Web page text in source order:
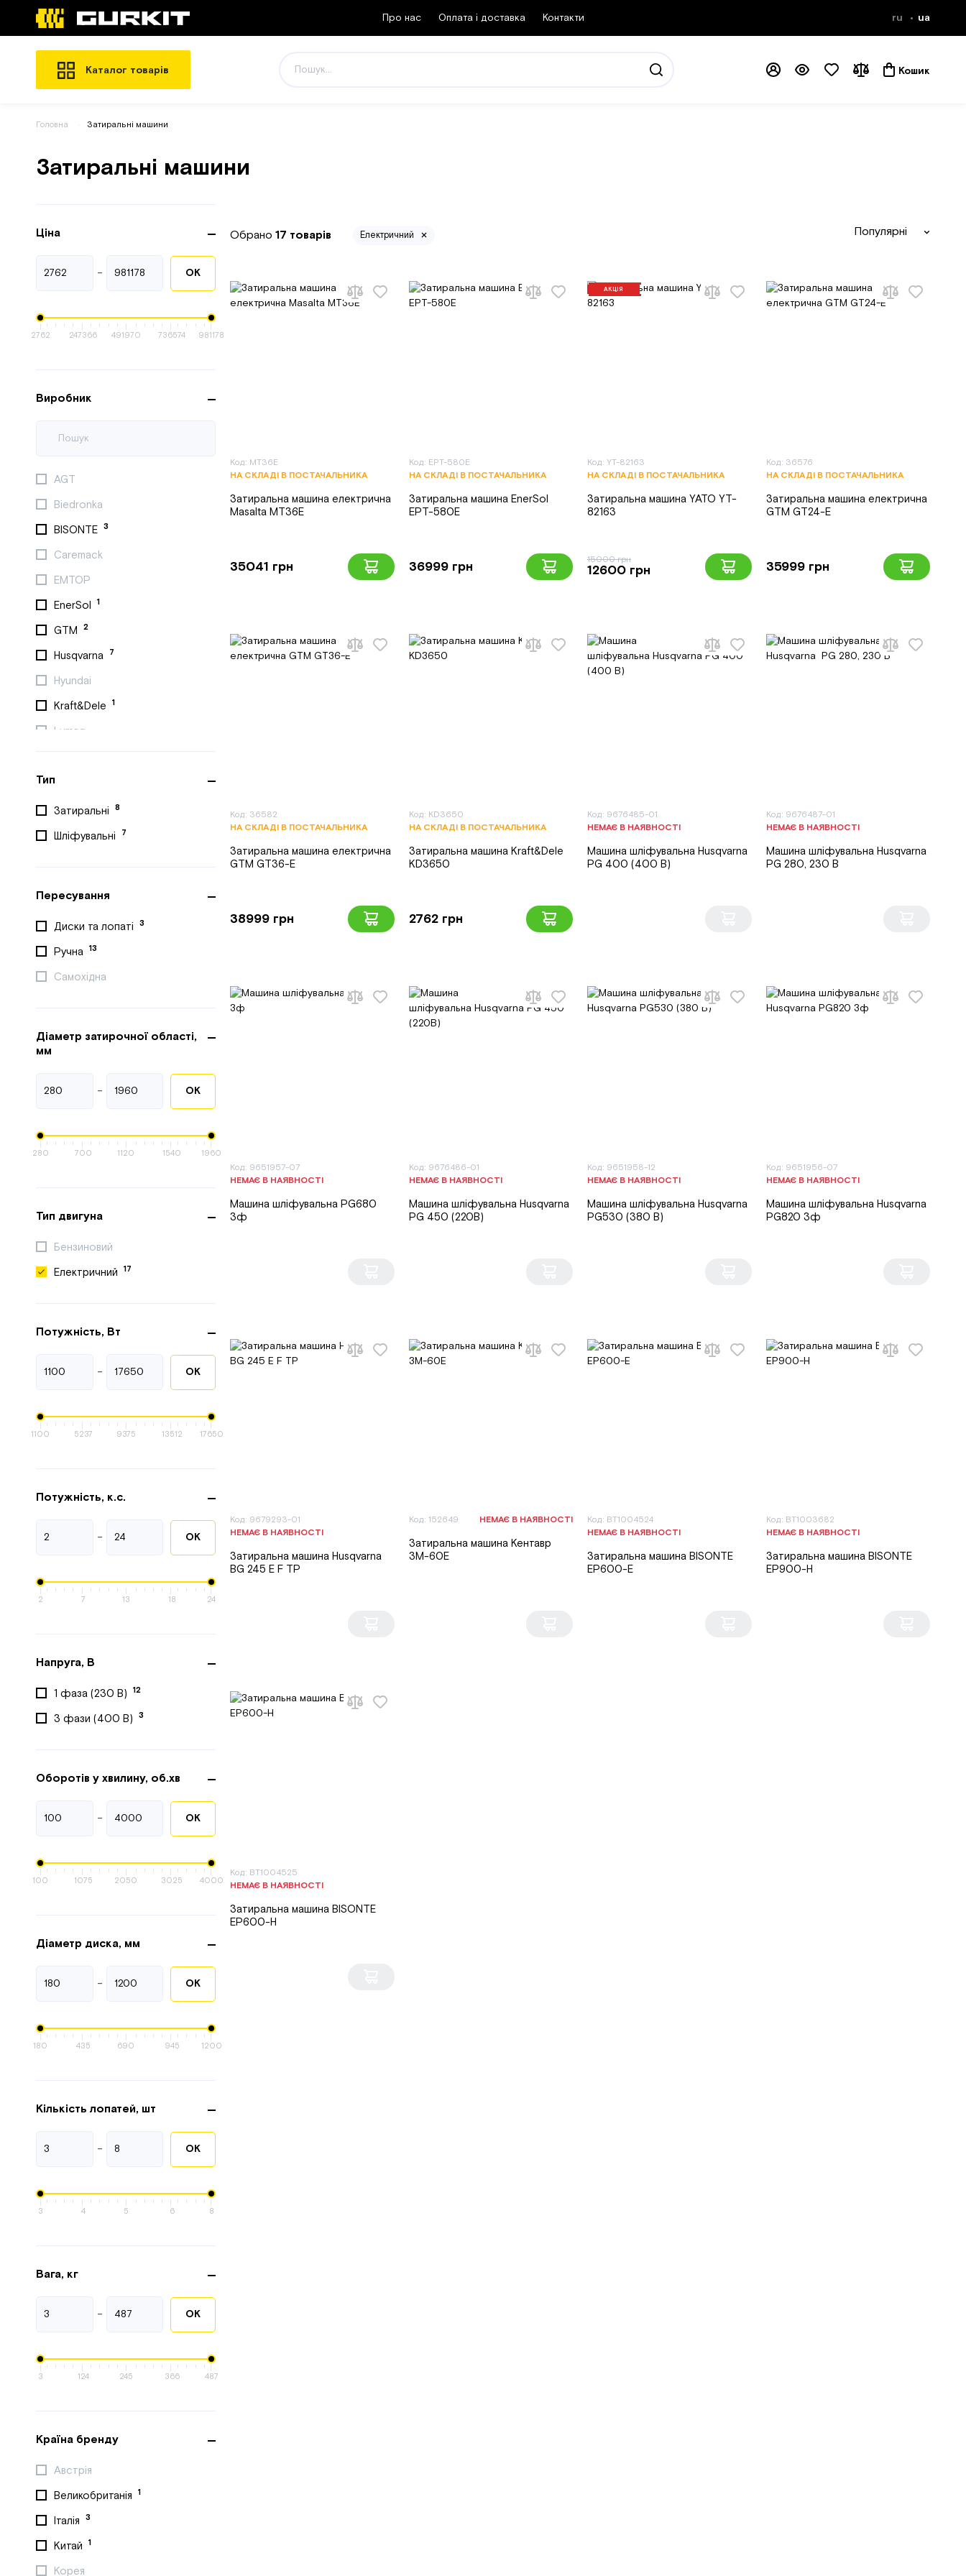
Про нас Оплата і доставка Контакти ru ua
Каталог товарів Кошик
Головна Затиральні машини
Затиральні машини
Ціна
- ОК
2762 247366 491970 736574 981178
Виробник
AGT
Biedronka
BISONTE 3
Caremack
EMTOP
EnerSol 1
GTM 2
Husqvarna 7
Hyundai
Kraft&Dele 1
Lumag
MAST
Powermat
Tekhmann
Кентавр 1
Кентавр
Тип
Затиральні 8
Шліфувальні 7
Пересування
Диски та лопаті 3
Ручна 13
Самохідна
Діаметр затирочної області,
мм
- ОК
280 700 1120 1540 1960
Тип двигуна
Бензиновий
Електричний 17
Потужність, Вт
- ОК
1100 5237 9375 13512 17650
Потужність, к.с.
- ОК
2 7 13 18 24
Напруга, В
1 фаза (230 В) 12
3 фази (400 В) 3
Оборотів у хвилину, об.хв
- ОК
100 1075 2050 3025 4000
Діаметр диска, мм
- ОК
180 435 690 945 1200
Кількість лопатей, шт
- ОК
3 4 5 6 8
Вага, кг
- ОК
3 124 245 366 487
Країна бренду
Австрія
Великобританія 1
Італія 3
Китай 1
Корея
Обрано 17 товарів Електричний Популярні
Код: MT36E
НА СКЛАДІ В ПОСТАЧАЛЬНИКА
Затиральна машина електрична
Masalta MT36E
35041 грн
Код: EPT-580E
НА СКЛАДІ В ПОСТАЧАЛЬНИКА
Затиральна машина EnerSol
EPT-580E
36999 грн
АКЦІЯ
Код: YT-82163
НА СКЛАДІ В ПОСТАЧАЛЬНИКА
Затиральна машина YATO YT-
82163
15000 грн
12600 грн
Код: 36576
НА СКЛАДІ В ПОСТАЧАЛЬНИКА
Затиральна машина електрична
GTM GT24-E
35999 грн
Код: 36582
НА СКЛАДІ В ПОСТАЧАЛЬНИКА
Затиральна машина електрична
GTM GT36-E
38999 грн
Код: KD3650
НА СКЛАДІ В ПОСТАЧАЛЬНИКА
Затиральна машина Kraft&Dele
KD3650
2762 грн
Код: 9676485-01
НЕМАЄ В НАЯВНОСТІ
Машина шліфувальна Husqvarna
PG 400 (400 В)
Код: 9676487-01
НЕМАЄ В НАЯВНОСТІ
Машина шліфувальна Husqvarna
PG 280, 230 В
Код: 9651957-07
НЕМАЄ В НАЯВНОСТІ
Машина шліфувальна PG680
3ф
Код: 9676486-01
НЕМАЄ В НАЯВНОСТІ
Машина шліфувальна Husqvarna
PG 450 (220В)
Код: 9651958-12
НЕМАЄ В НАЯВНОСТІ
Машина шліфувальна Husqvarna
PG530 (380 В)
Код: 9651956-07
НЕМАЄ В НАЯВНОСТІ
Машина шліфувальна Husqvarna
PG820 3ф
Код: 9679293-01
НЕМАЄ В НАЯВНОСТІ
Затиральна машина Husqvarna
BG 245 E F TP
Код: 152649 НЕМАЄ В НАЯВНОСТІ
Затиральна машина Кентавр
ЗМ-60Е
Код: BT1004524
НЕМАЄ В НАЯВНОСТІ
Затиральна машина BISONTE
EP600-E
Код: BT1003682
НЕМАЄ В НАЯВНОСТІ
Затиральна машина BISONTE
EP900-H
Код: BT1004525
НЕМАЄ В НАЯВНОСТІ
Затиральна машина BISONTE
EP600-H